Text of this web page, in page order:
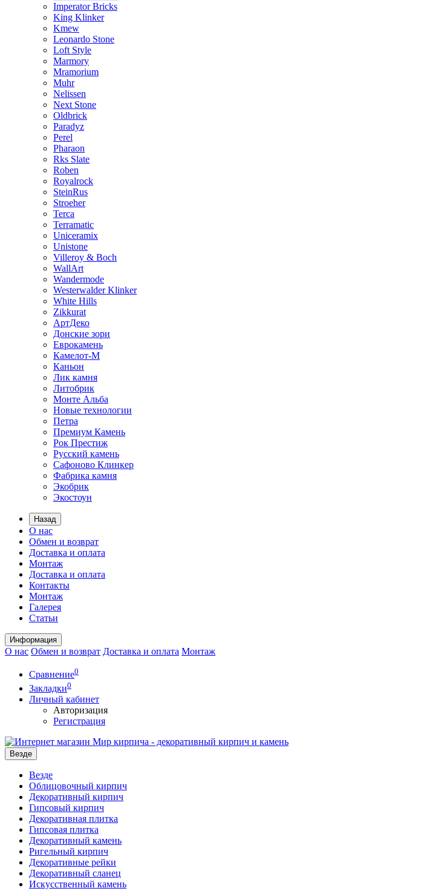
Imperator Bricks
King Klinker
Kmew
Leonardo Stone
Loft Style
Marmory
Mramorium
Muhr
Nelissen
Next Stone
Oldbrick
Paradyz
Perel
Pharaon
Rks Slate
Roben
Royalrock
SteinRus
Stroeher
Terca
Terramatic
Uniceramix
Unistone
Villeroy & Boch
WallArt
Wandermode
Westerwalder Klinker
White Hills
Zikkurat
АртДеко
Донские зори
Еврокамень
Камелот-М
Каньон
Лик камня
Литобрик
Монте Альба
Новые технологии
Петра
Премиум Камень
Рок Престиж
Русский камень
Сафоново Клинкер
Фабрика камня
Экобрик
Экостоун
Назад
О нас
Обмен и возврат
Доставка и оплата
Монтаж
Доставка и оплата
Контакты
Монтаж
Галерея
Статьи
Информация
О нас Обмен и возврат Доставка и оплата Монтаж
Сравнение0
Закладки0
Личный кабинет
Авторизация
Регистрация
Везде
Везде
Облицовочный кирпич
Декоративный кирпич
Гипсовый кирпич
Декоративная плитка
Гипсовая плитка
Декоративный камень
Ригельный кирпич
Декоративные рейки
Декоративный сланец
Искусственный камень